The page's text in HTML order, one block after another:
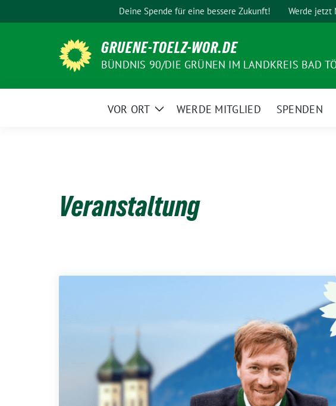
zum
Deine Spende für eine bessere Zukunft! Werde jetzt
GRUENE-TOELZ-WOR.DE
BÜNDNIS 90/DIE GRÜNEN IM LANDKREIS BAD
VOR ORT
ZeigeWERDE MITGLIED SPENDEN
Veranstaltung